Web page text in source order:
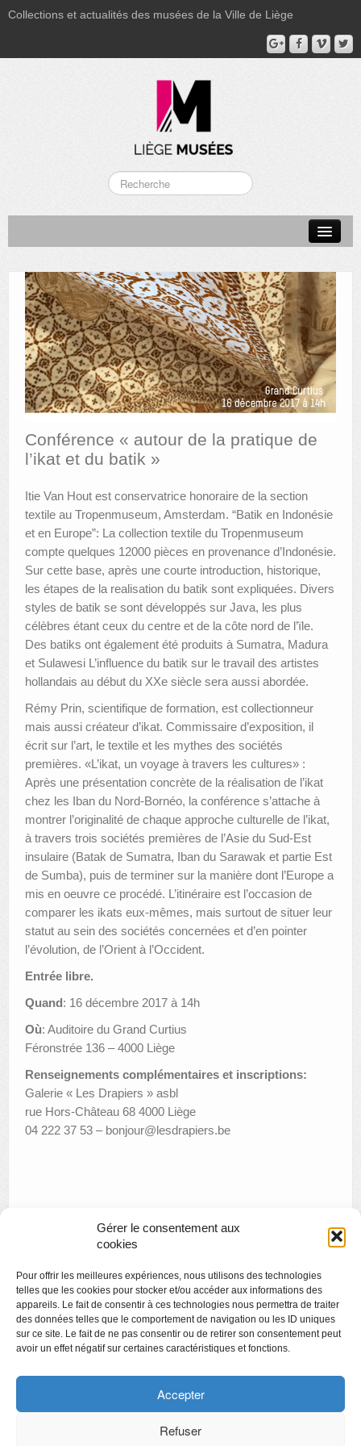
Gérer le consentement aux
cookies
Pour offrir les meilleures expériences, nous utilisons des technologies
telles que les cookies pour stocker et/ou accéder aux informations des
appareils. Le fait de consentir à ces technologies nous permettra de traiter
des données telles que le comportement de navigation ou les ID uniques
sur ce site. Le fait de ne pas consentir ou de retirer son consentement peut
avoir un effet négatif sur certaines caractéristiques et fonctions.
Accepter
Refuser
Collections et actualités des musées de la Ville de Liège
MUSÉE GRÉTRY
MUSÉE DU LUMINAIRE
FONDS PATRIMONIAUX
AUTRES LIEUX
PUBLICATIONS
LES APPELS À PROJETS
LE PORTAIL DES COLLECTIONS
Conférence « autour de la pratique de
l’ikat et du batik »
Itie Van Hout est conservatrice honoraire de la section
textile au Tropenmuseum, Amsterdam. “Batik en Indonésie
et en Europe”: La collection textile du Tropenmuseum
compte quelques 12000 pièces en provenance d’Indonésie.
Sur cette base, après une courte introduction, historique,
les étapes de la realisation du batik sont expliquées. Divers
styles de batik se sont développés sur Java, les plus
célèbres étant ceux du centre et de la côte nord de l’ïle.
Des batiks ont également été produits à Sumatra, Madura
et Sulawesi L’influence du batik sur le travail des artistes
hollandais au début du XXe siècle sera aussi abordée.
Rémy Prin, scientifique de formation, est collectionneur
mais aussi créateur d’ikat. Commissaire d’exposition, il
écrit sur l’art, le textile et les mythes des sociétés
premières. «L’ikat, un voyage à travers les cultures» :
Après une présentation concrète de la réalisation de l’ikat
chez les Iban du Nord‐Bornéo, la conférence s’attache à
montrer l’originalité de chaque approche culturelle de l’ikat,
à travers trois sociétés premières de l’Asie du Sud‐Est
insulaire (Batak de Sumatra, Iban du Sarawak et partie Est
de Sumba), puis de terminer sur la manière dont l’Europe a
mis en oeuvre ce procédé. L’itinéraire est l’occasion de
comparer les ikats eux­‐mêmes, mais surtout de situer leur
statut au sein des sociétés concernées et d’en pointer
l’évolution, de l’Orient à l’Occident.
Entrée libre.
Quand: 16 décembre 2017 à 14h
Où: Auditoire du Grand Curtius
Féronstrée 136 – 4000 Liège
Renseignements complémentaires et inscriptions:
Galerie « Les Drapiers » asbl
rue Hors-­Château 68 4000 Liège
04 222 37 53 – bonjour@lesdrapiers.be
L’Orient Express
Les Royaumes de la mer : nocturne le 21 décembre
Copyright
Politique de confidentialité
Chartes des engagements des opérateurs culturels